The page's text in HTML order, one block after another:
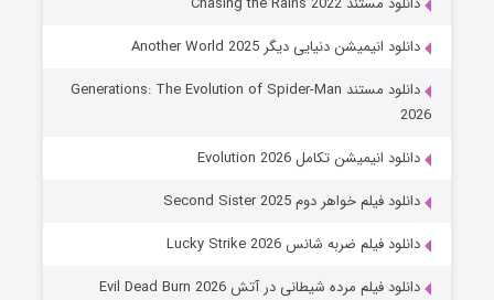
جادوگری در مغولستان
دانلود انیمیشن دنیایی دیگر Another World 2025
دانلود مستند Generations: The Evolution of Spider-Man
2026
دانلود انیمیشن تکامل Evolution 2026
دانلود فیلم خواهر دوم Second Sister 2025
دانلود فیلم ضربه شانس Lucky Strike 2026
دانلود فیلم مرده شیطانی در آتش Evil Dead Burn 2026